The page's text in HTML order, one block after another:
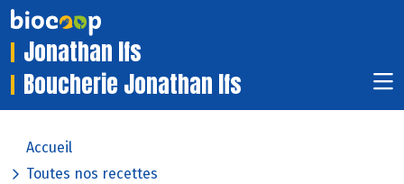
Jonathan Ifs
Boucherie Jonathan Ifs
Accueil
Toutes nos recettes